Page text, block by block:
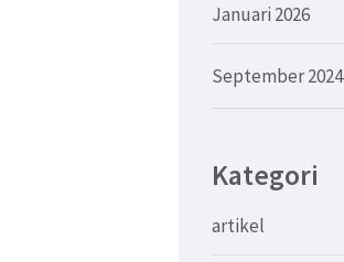
Januari 2026
September 2024
Kategori
artikel